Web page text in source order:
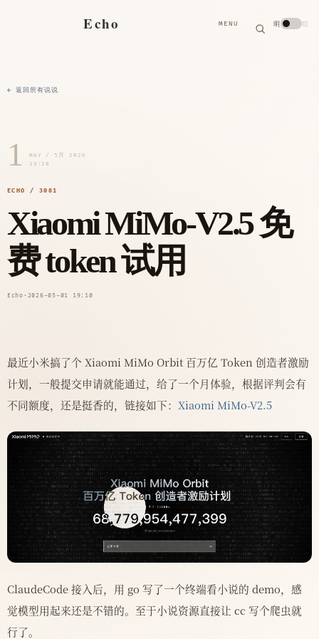
Echo MENU
索 搜
明 暗
← 返回所有说说
1
MAY / 5月 2026
19:10
ECHO / 3081
Xiaomi MiMo-V2.5 免
费 token 试用
Echo · 2026-05-01 19:10
最近小米搞了个 Xiaomi MiMo Orbit 百万亿 Token 创造者激励
计划，一般提交申请就能通过，给了一个月体验，根据评判会有
不同额度，还是挺香的，链接如下： Xiaomi MiMo-V2.5
ClaudeCode 接入后，用 go 写了一个终端看小说的 demo，感
觉模型用起来还是不错的。至于小说资源直接让 cc 写个爬虫就
行了。